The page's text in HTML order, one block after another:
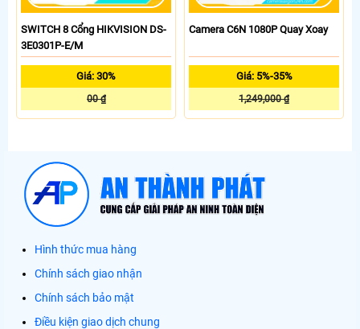
SWITCH 8 Cổng HIKVISION DS-
3E0301P-E/M
Giá: 30%
00 ₫
Camera C6N 1080P Quay Xoay
Giá: 5%-35%
1,249,000 ₫
Hình thức mua hàng
Chính sách giao nhận
Chính sách bảo mật
Điều kiện giao dịch chung